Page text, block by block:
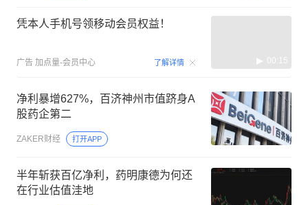
凭本人手机号领移动会员权益！
广告 加点量-会员中心 了解详情 00:15
净利暴增627%，百济神州市值跻身A
股药企第二
ZAKER财经 打开APP
半年斩获百亿净利，药明康德为何还
在行业估值洼地